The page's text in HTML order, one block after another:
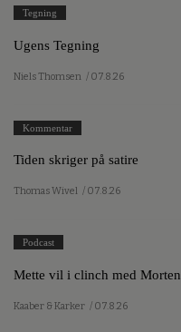
Tegning
Ugens Tegning
Niels Thomsen / 07.8.26
Kommentar
Tiden skriger på satire
Thomas Wivel / 07.8.26
Podcast
Mette vil i clinch med Morten
Kaaber & Karker / 07.8.26